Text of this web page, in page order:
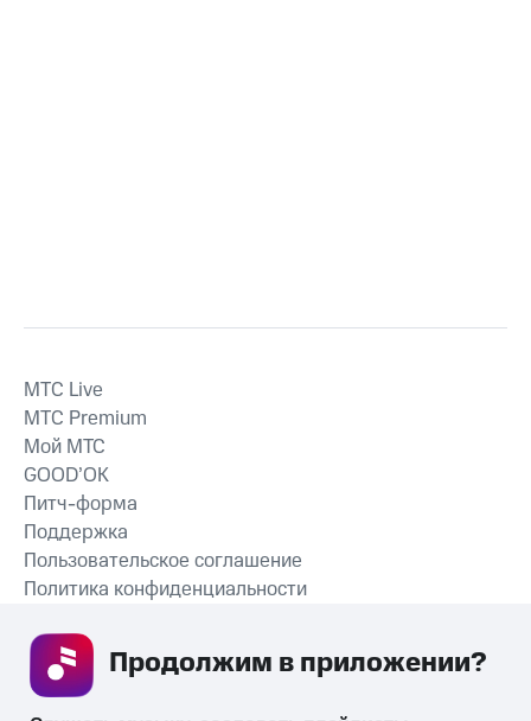
СКАЧАТЬ ПРИЛОЖЕНИЕ
MTС Live
MTС Premium
Мой МТС
GOOD’OK
Питч-форма
Поддержка
Пользовательское соглашение
Политика конфиденциальности